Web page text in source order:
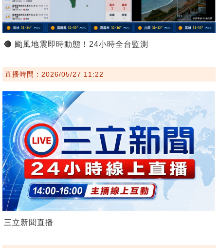
🔴 颱風地震即時動態！24小時全台監測
直播時間：2026/05/27 11:22
三立新聞直播